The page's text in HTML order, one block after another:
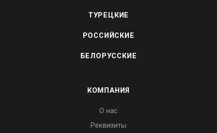
ТУРЕЦКИЕ
РОССИЙСКИЕ
БЕЛОРУССКИЕ
КОМПАНИЯ
О нас
Реквизиты